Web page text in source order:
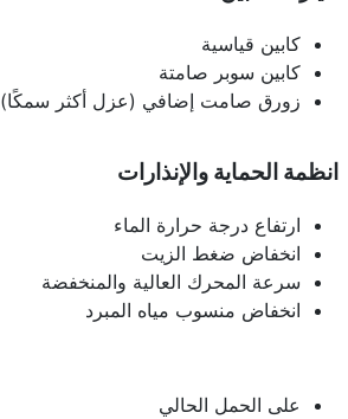
كابين قياسية
كابين سوبر صامتة
زورق صامت إضافي (عزل أكثر سمكًا)
انظمة الحماية والإنذارات
ارتفاع درجة حرارة الماء
انخفاض ضغط الزيت
سرعة المحرك العالية والمنخفضة
انخفاض منسوب مياه المبرد
على الحمل الحالي